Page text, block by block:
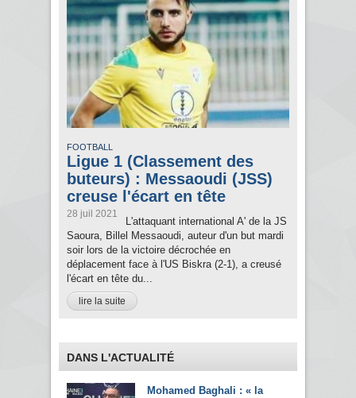
FOOTBALL
Ligue 1 (Classement des
buteurs) : Messaoudi (JSS)
creuse l'écart en tête
28 juil 2021
L'attaquant international A' de la JS
Saoura, Billel Messaoudi, auteur d'un but mardi
soir lors de la victoire décrochée en
déplacement face à l'US Biskra (2-1), a creusé
l'écart en tête du...
lire la suite
DANS L'ACTUALITÉ
Mohamed Baghali : « la